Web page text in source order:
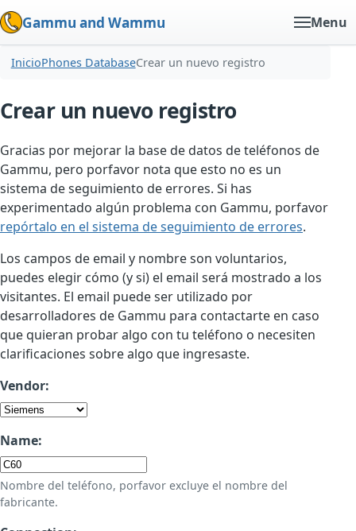
Gammu and Wammu Menu
InicioPhones DatabaseCrear un nuevo registro
Crear un nuevo registro
Gracias por mejorar la base de datos de teléfonos de
Gammu, pero porfavor nota que esto no es un
sistema de seguimiento de errores. Si has
experimentado algún problema con Gammu, porfavor
repórtalo en el sistema de seguimiento de errores.
Los campos de email y nombre son voluntarios,
puedes elegir cómo (y si) el email será mostrado a los
visitantes. El email puede ser utilizado por
desarrolladores de Gammu para contactarte en caso
que quieran probar algo con tu teléfono o necesiten
clarificaciones sobre algo que ingresaste.
Vendor:
Name:
Nombre del teléfono, porfavor excluye el nombre del
fabricante.